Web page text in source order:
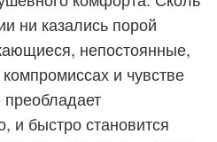
ни казались порой
непостоянные,
и чувстве
преобладает
и быстро становится